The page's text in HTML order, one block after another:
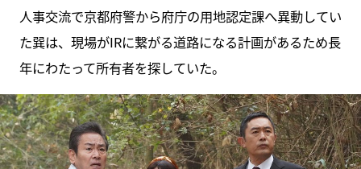
人事交流で京都府警から府庁の用地認定課へ異動してい
た巽は、現場がIRに繋がる道路になる計画があるため長
年にわたって所有者を探していた。